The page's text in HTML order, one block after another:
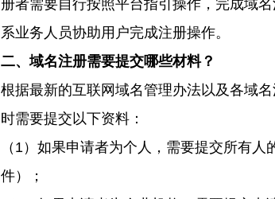
册者需要自行按照平台指引操作，完成域
系业务人员协助用户完成注册操作。
二、域名注册需要提交哪些材料？
根据最新的互联网域名管理办法以及各域
时需要提交以下资料：
（ 1）如果申请者为个人，需要提交所有人
件）；